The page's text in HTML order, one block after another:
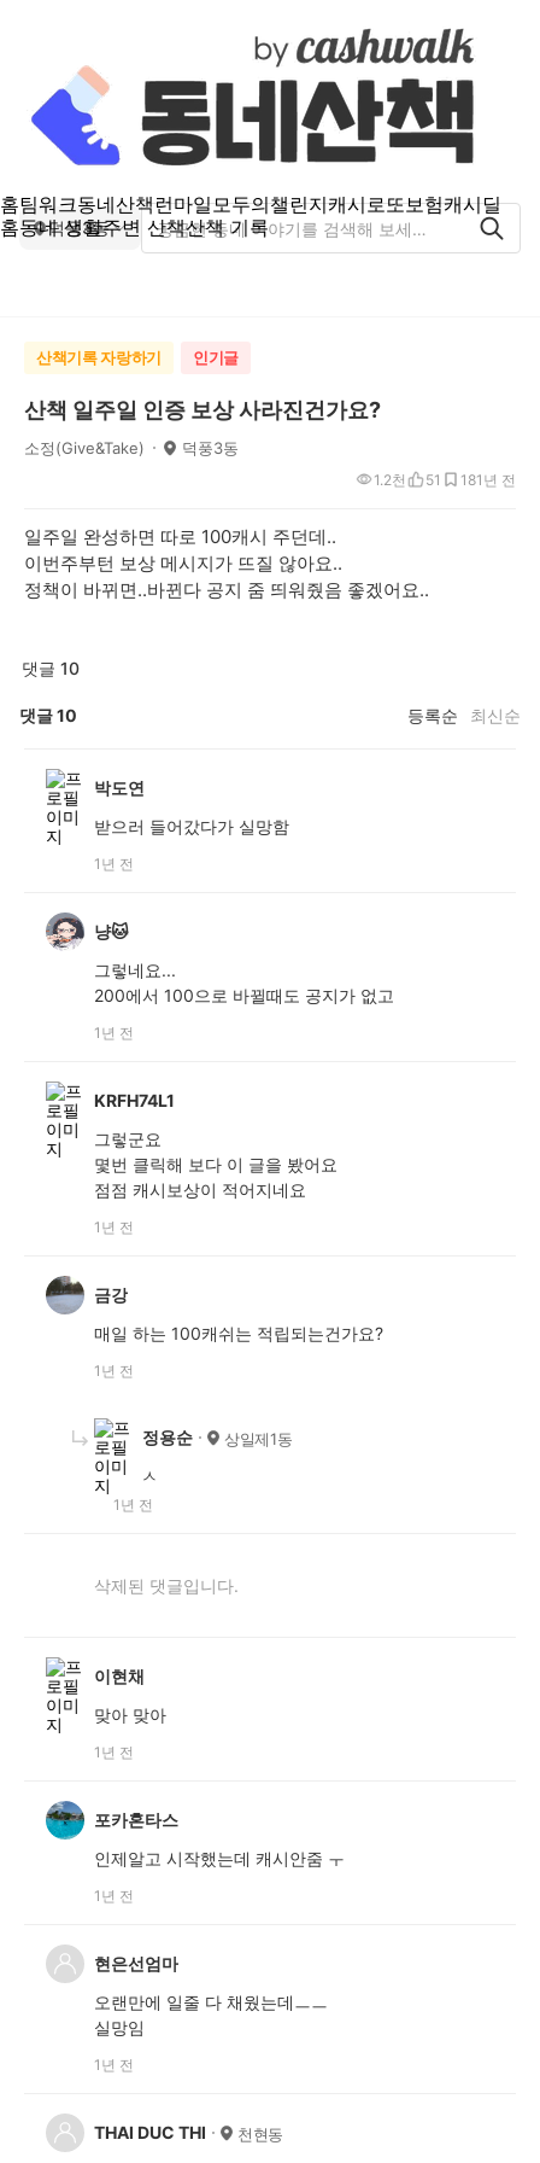
홈팀워크동네산책런마일모두의챌린지캐시로또보험캐시딜
홈동네 생활주변 산책산책 기록
덕풍3동
산책기록 자랑하기 인기글
산책 일주일 인증 보상 사라진건가요?
소정(Give&Take) 덕풍3동
1년 전
1.2천 51 18
일주일 완성하면 따로 100캐시 주던데..
이번주부턴 보상 메시지가 뜨질 않아요..
정책이 바뀌면..바뀐다 공지 줌 띄워줬음 좋겠어요..
댓글 10
댓글10 등록순 최신순
박도연
받으러 들어갔다가 실망함
1년 전
냥🐱
그렇네요...
200에서 100으로 바뀔때도 공지가 없고
1년 전
KRFH74L1
그렇군요
몇번 클릭해 보다 이 글을 봤어요
점점 캐시보상이 적어지네요
1년 전
금강
매일 하는 100캐쉬는 적립되는건가요?
1년 전
정용순 상일제1동
ㅅ
1년 전
삭제된 댓글입니다.
이현채
맞아 맞아
1년 전
포카혼타스
인제알고 시작했는데 캐시안줌 ㅜ
1년 전
현은선엄마
오랜만에 일줄 다 채웠는데ㅡㅡ
실망임
1년 전
THAI DUC THI 천현동